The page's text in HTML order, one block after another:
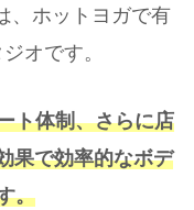
、ホットヨガで有
オです。
ト体制、さらに店
果で効率的なボデ
。